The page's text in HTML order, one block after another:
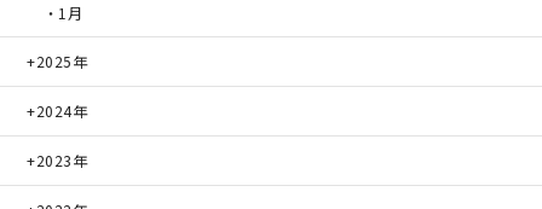
・1月
2025年
2024年
2023年